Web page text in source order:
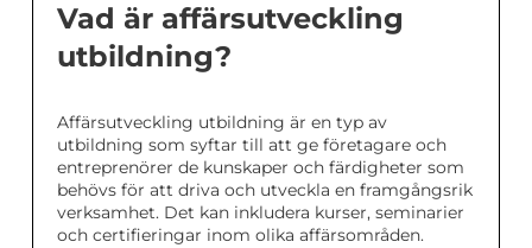
Vad är affärsutveckling
utbildning?
Affärsutveckling utbildning är en typ av
utbildning som syftar till att ge företagare och
entreprenörer de kunskaper och färdigheter som
behövs för att driva och utveckla en framgångsrik
verksamhet. Det kan inkludera kurser, seminarier
och certifieringar inom olika affärsområden.